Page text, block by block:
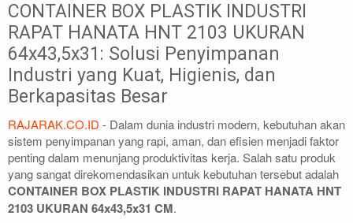
CONTAINER BOX PLASTIK INDUSTRI
RAPAT HANATA HNT 2103 UKURAN
64x43,5x31: Solusi Penyimpanan
Industri yang Kuat, Higienis, dan
Berkapasitas Besar
RAJARAK.CO.ID - Dalam dunia industri modern, kebutuhan akan
sistem penyimpanan yang rapi, aman, dan efisien menjadi faktor
penting dalam menunjang produktivitas kerja. Salah satu produk
yang sangat direkomendasikan untuk kebutuhan tersebut adalah
CONTAINER BOX PLASTIK INDUSTRI RAPAT HANATA HNT
2103 UKURAN 64x43,5x31 CM.